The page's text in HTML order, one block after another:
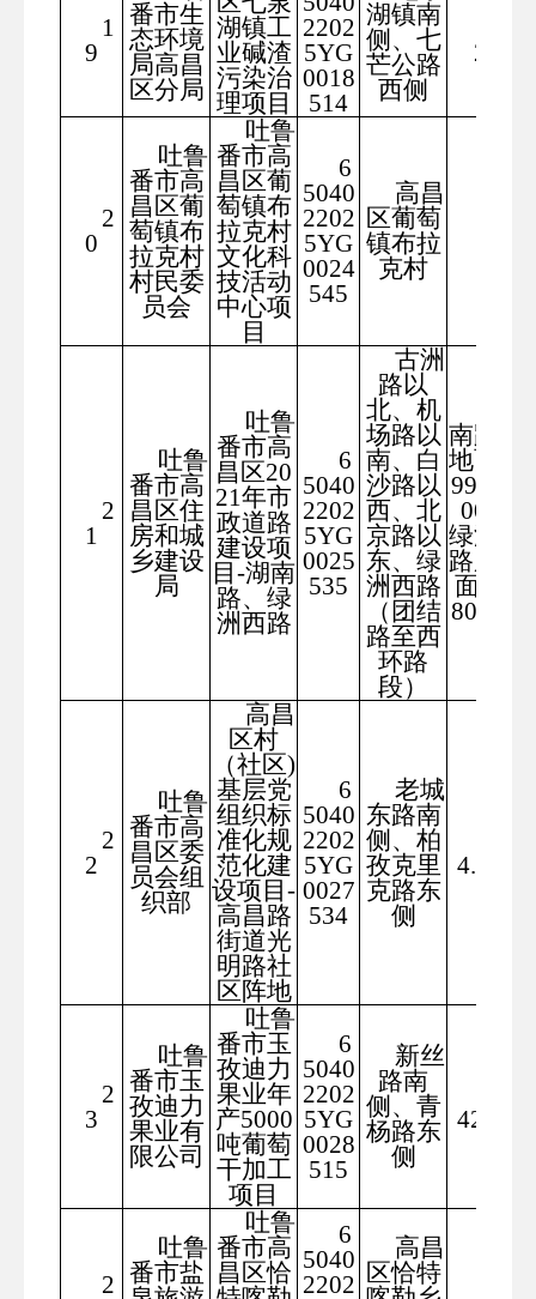
1
9
番市生
态环境
局高昌
区分局
湖镇工
业碱渣
污染治
理项目
2202
5YG
0018
514
湖镇南
侧、七
芒公路
西侧
28
2
0
吐鲁
番市高
昌区葡
萄镇布
拉克村
村民委
员会
吐鲁
番市高
昌区葡
萄镇布
拉克村
文化科
技活动
中心项
目
6
5040
2202
5YG
0024
545
高昌
区葡萄
镇布拉
克村
2
1
吐鲁
番市高
昌区住
房和城
乡建设
局
吐鲁
番市高
昌区20
21年市
政道路
建设项
目-湖南
路、绿
洲西路
6
5040
2202
5YG
0025
535
古洲
路以
北、机
场路以
南、白
沙路以
西、北
京路以
东、绿
洲西路
（团结
路至西
环路
段）
南路用
地面积
99059.
00、
绿洲西
路用地
面积1
8064.5
2
2
吐鲁
番市高
昌区委
员会组
织部
高昌
区村
（社区)
基层党
组织标
准化规
范化建
设项目-
高昌路
街道光
明路社
区阵地
6
5040
2202
5YG
0027
534
老城
东路南
侧、柏
孜克里
克路东
侧
4.00
2
3
吐鲁
番市玉
孜迪力
果业有
限公司
吐鲁
番市玉
孜迪力
果业年
产5000
吨葡萄
干加工
项目
6
5040
2202
5YG
0028
515
新丝
路南
侧、青
杨路东
侧
42.33
2
吐鲁
番市盐
吐鲁
番市高
昌区恰
6
5040
2202
高昌
区恰特